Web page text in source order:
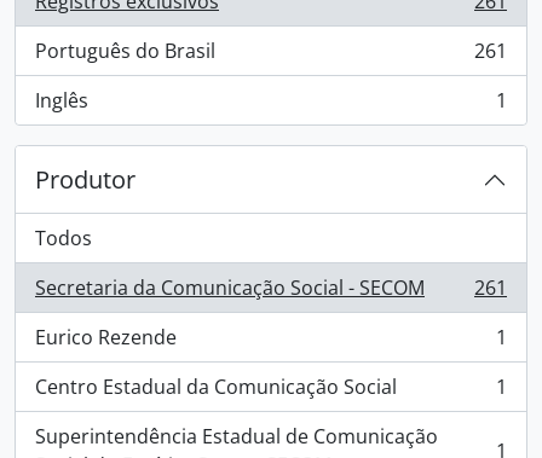
, 261 resultados
Português do Brasil
, 261 resultados
261
Inglês
, 1 resultados 1
Produtor
Todos
Secretaria da Comunicação Social - SECOM
, 261 resultados
261
Eurico Rezende
, 1 resultados
1
Centro Estadual da Comunicação Social
, 1 resultados
1
Superintendência Estadual de Comunicação
1